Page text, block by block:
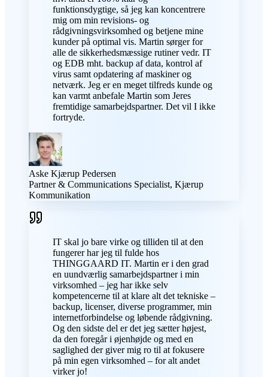
funktionsdygtige, så jeg kan koncentrere
mig om min revisions- og
rådgivningsvirksomhed og betjene mine
kunder på optimal vis. Martin sørger for
alle de sikkerhedsmæssige rutiner vedr. IT
og EDB mht. backup af data, kontrol af
virus samt opdatering af maskiner og
netværk. Jeg er en meget tilfreds kunde og
kan varmt anbefale Martin som Jeres
fremtidige samarbejdspartner. Det vil I ikke
fortryde.
Aske Kjærup Pedersen
Partner & Communications Specialist, Kjærup
Kommunikation
IT skal jo bare virke og tilliden til at den
fungerer har jeg til fulde hos
THINGGAARD IT. Martin er i den grad
en uundværlig samarbejdspartner i min
virksomhed – jeg har ikke selv
kompetencerne til at klare alt det tekniske –
backup, licenser, diverse programmer, min
internetforbindelse og løbende rådgivning.
Og den sidste del er det jeg sætter højest,
da den foregår i øjenhøjde og med en
saglighed der giver mig ro til at fokusere
på min egen virksomhed – for alt andet
virker jo!